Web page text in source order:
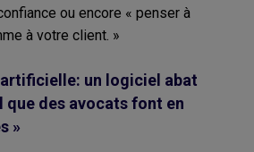
ou encore « penser à
à votre client. »
un logiciel abat
que des avocats font en
»